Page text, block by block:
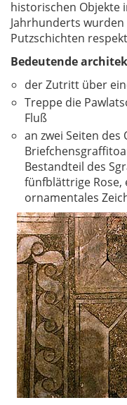
historischen Objekte
Jahrhunderts
Putzschichten
Bedeutende
der Zutritt über
Treppe die
Fluß
an zwei Seiten
Bestandteil des
fünfblättrige Rose,
ornamentales